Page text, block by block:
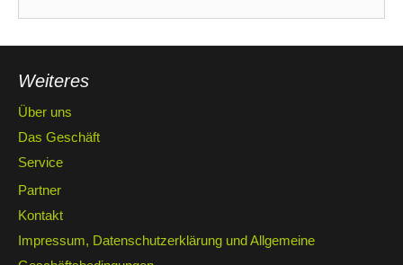
Weiteres
Über uns
Das Geschäft
Service
Partner
Kontakt
Impressum, Datenschutzerklärung und Allgemeine